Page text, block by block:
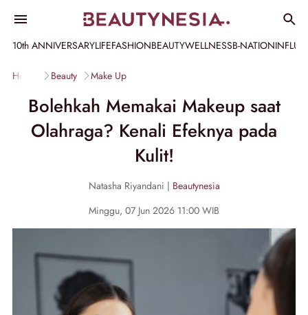
10th ANNIVERSARYLIFEFASHIONBEAUTYWELLNESSB-NATION
Home Beauty Make Up
Bolehkah Memakai Makeup saat
Olahraga? Kenali Efeknya pada
Kulit!
Natasha Riyandani | Beautynesia
Minggu, 07 Jun 2026 11:00 WIB